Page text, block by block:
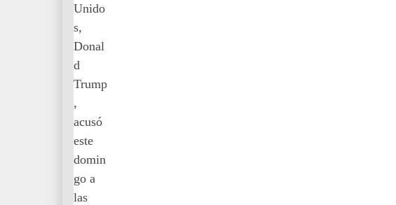
Unido
s,
Donal
d
Trump
,
acusó
este
domin
go a
las